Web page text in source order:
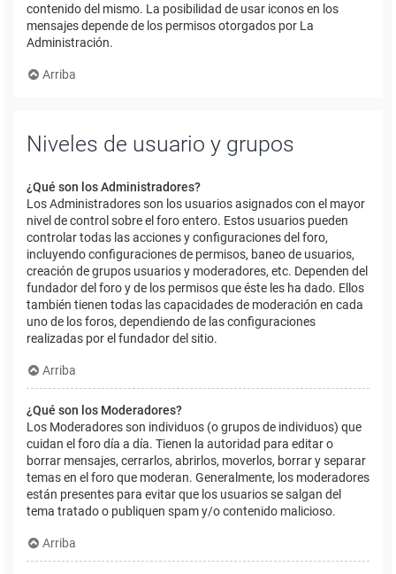
contenido del mismo. La posibilidad de usar iconos en los
mensajes depende de los permisos otorgados por La
Administración.
Arriba
Niveles de usuario y grupos
¿Qué son los Administradores?
Los Administradores son los usuarios asignados con el mayor
nivel de control sobre el foro entero. Estos usuarios pueden
controlar todas las acciones y configuraciones del foro,
incluyendo configuraciones de permisos, baneo de usuarios,
creación de grupos usuarios y moderadores, etc. Dependen del
fundador del foro y de los permisos que éste les ha dado. Ellos
también tienen todas las capacidades de moderación en cada
uno de los foros, dependiendo de las configuraciones
realizadas por el fundador del sitio.
Arriba
¿Qué son los Moderadores?
Los Moderadores son individuos (o grupos de individuos) que
cuidan el foro día a día. Tienen la autoridad para editar o
borrar mensajes, cerrarlos, abrirlos, moverlos, borrar y separar
temas en el foro que moderan. Generalmente, los moderadores
están presentes para evitar que los usuarios se salgan del
tema tratado o publiquen spam y/o contenido malicioso.
Arriba